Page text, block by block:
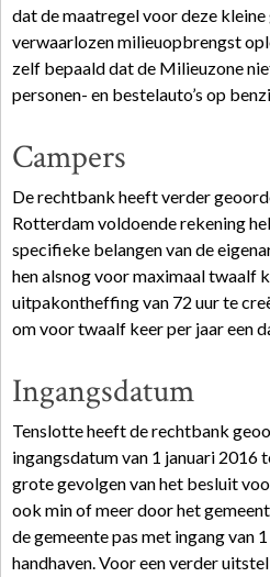
dat de maatregel voor deze kleine
verwaarlozen milieuopbrengst
zelf bepaald dat de Milieuzone
personen- en bestelauto’s op
Campers
De rechtbank heeft verder
Rotterdam voldoende rekening
specifieke belangen van de
hen alsnog voor maximaal twaalf
uitpakontheffing van 72 uur te
om voor twaalf keer per jaar een
Ingangsdatum
Tenslotte heeft de rechtbank
ingangsdatum van 1 januari 2016
grote gevolgen van het besluit
ook min of meer door het
de gemeente pas met ingang van
handhaven. Voor een verder